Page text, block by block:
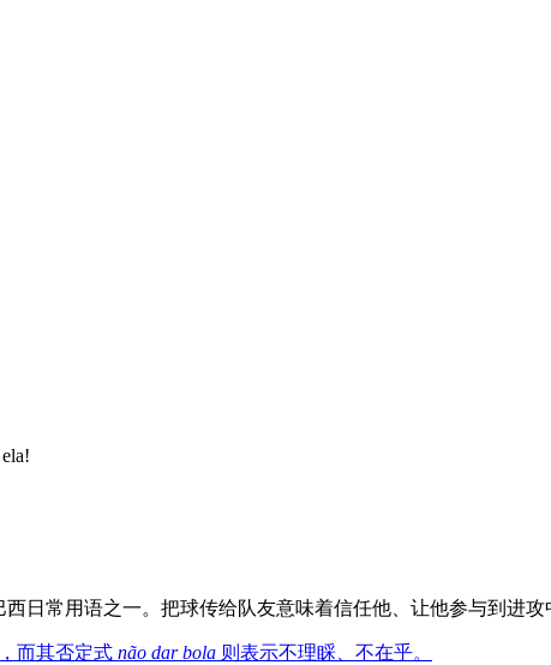
日常用语之一。把球传给队友意味着信任他、让他参与到进
而其否定式 não dar bola 则表示不理睬、不在乎。